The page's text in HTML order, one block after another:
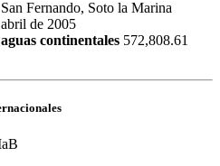
Fernando, Soto la Marina
de 2005
continentales 572,808.61